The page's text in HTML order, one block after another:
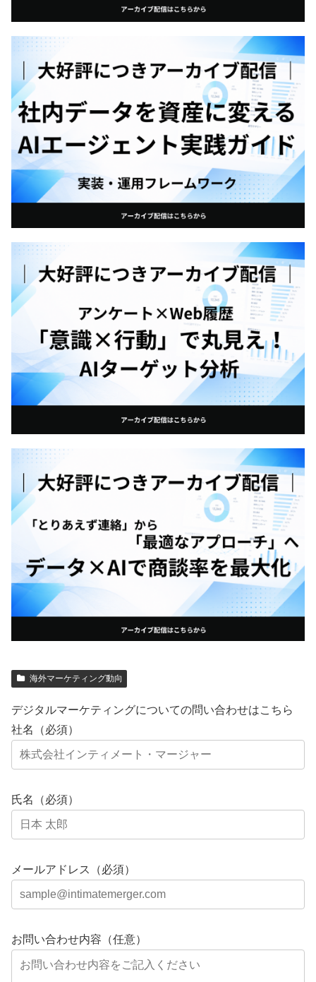
海外マーケティング動向
デジタルマーケティングについての問い合わせはこちら
社名（必須）
氏名（必須）
メールアドレス（必須）
お問い合わせ内容（任意）